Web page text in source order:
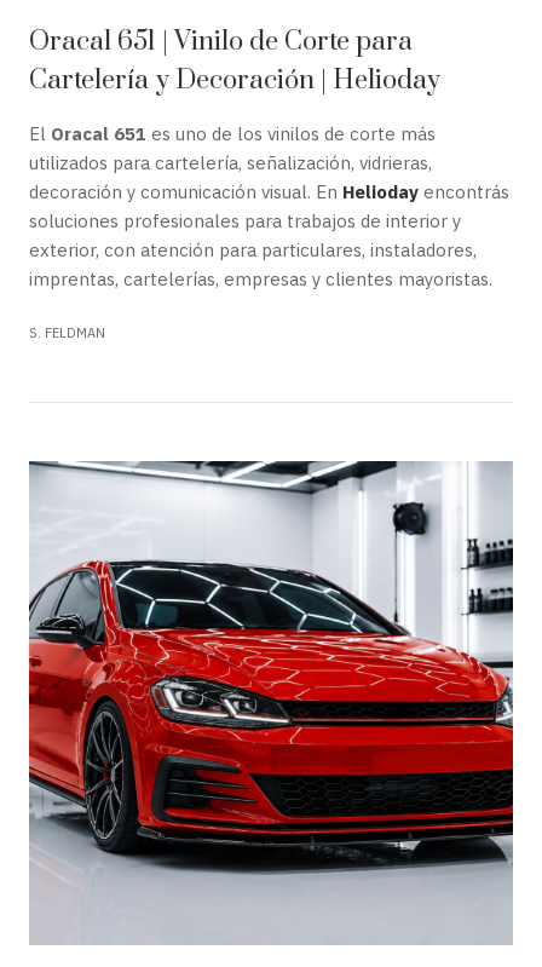
Oracal 651 | Vinilo de Corte para
Cartelería y Decoración | Helioday
El Oracal 651 es uno de los vinilos de corte más
utilizados para cartelería, señalización, vidrieras,
decoración y comunicación visual. En Helioday encontrás
soluciones profesionales para trabajos de interior y
exterior, con atención para particulares, instaladores,
imprentas, cartelerías, empresas y clientes mayoristas.
S. FELDMAN